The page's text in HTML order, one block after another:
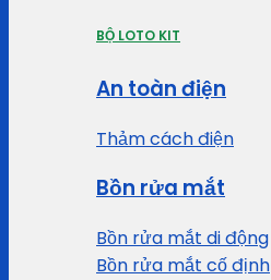
BỘ LOTO KIT
An toàn điện
Thảm cách điện
Bồn rửa mắt
Bồn rửa mắt di động
Bồn rửa mắt cố định